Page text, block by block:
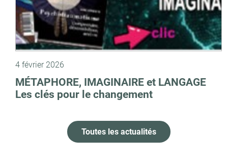
4 février 2026
MÉTAPHORE, IMAGINAIRE et LANGAGE
Les clés pour le changement
Toutes les actualités